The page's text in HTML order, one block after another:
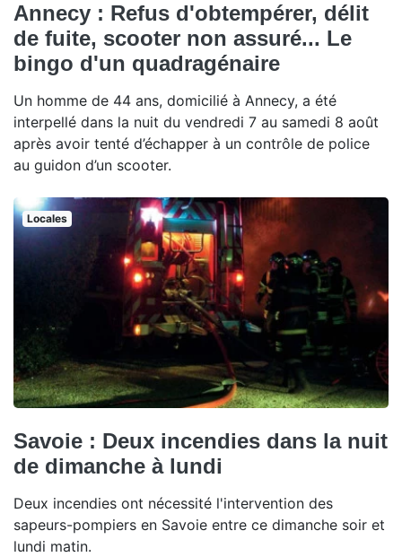
Annecy : Refus d'obtempérer, délit
de fuite, scooter non assuré... Le
bingo d'un quadragénaire
Un homme de 44 ans, domicilié à Annecy, a été
interpellé dans la nuit du vendredi 7 au samedi 8 août
après avoir tenté d’échapper à un contrôle de police
au guidon d’un scooter.
Locales
Savoie : Deux incendies dans la nuit
de dimanche à lundi
Deux incendies ont nécessité l'intervention des
sapeurs-pompiers en Savoie entre ce dimanche soir et
lundi matin.